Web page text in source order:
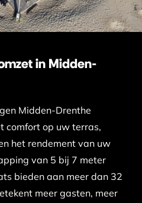
in Midden-
Midden-Drenthe
comfort op uw terras,
het rendement van uw
van 5 bij 7 meter
bieden aan meer dan 32
meer gasten, meer